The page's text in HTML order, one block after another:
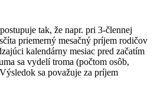
tak, že napr. pri 3-člennej
priemerný mesačný príjem rodičov
kalendárny mesiac pred začatím
sa vydelí troma (počtom osôb,
sa považuje za príjem